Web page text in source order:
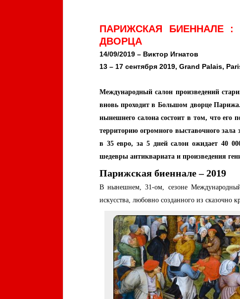
ПАРИЖСКАЯ БИЕННАЛЕ
ДВОРЦА
14/09/2019 – Виктор Игнатов
13 – 17 сентября 2019, Grand Palais,
Международный салон произведений
вновь проходит в Большом дворце Парижа.
нынешнего салона состоит в том, что его
территорию огромного выставочного
в 35 евро, за 5 дней салон ожидает 40
шедевры антиквариата и произведения
Парижская биеннале – 2019
В нынешнем, 31-ом, сезоне Международный
искусства, любовно созданного из сказочно